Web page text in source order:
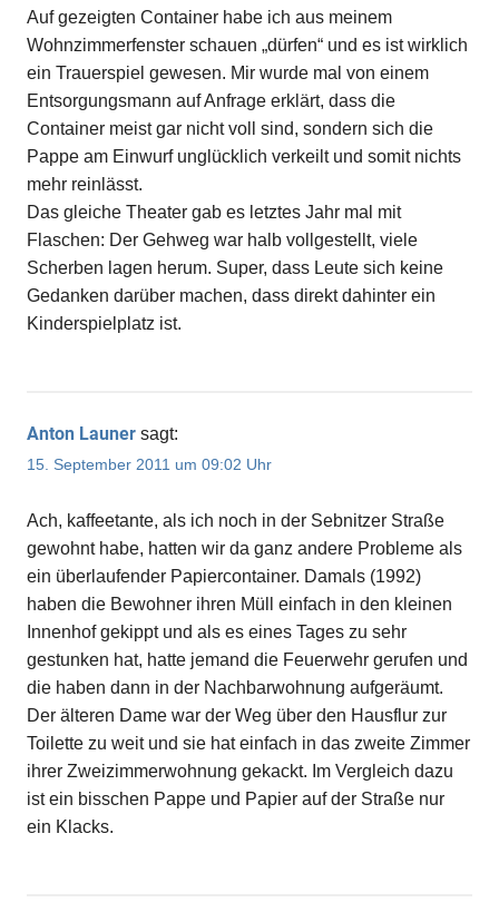
Auf gezeigten Container habe ich aus meinem
Wohnzimmerfenster schauen „dürfen“ und es ist wirklich
ein Trauerspiel gewesen. Mir wurde mal von einem
Entsorgungsmann auf Anfrage erklärt, dass die
Container meist gar nicht voll sind, sondern sich die
Pappe am Einwurf unglücklich verkeilt und somit nichts
mehr reinlässt.
Das gleiche Theater gab es letztes Jahr mal mit
Flaschen: Der Gehweg war halb vollgestellt, viele
Scherben lagen herum. Super, dass Leute sich keine
Gedanken darüber machen, dass direkt dahinter ein
Kinderspielplatz ist.
Anton Launer sagt:
15. September 2011 um 09:02 Uhr
Ach, kaffeetante, als ich noch in der Sebnitzer Straße
gewohnt habe, hatten wir da ganz andere Probleme als
ein überlaufender Papiercontainer. Damals (1992)
haben die Bewohner ihren Müll einfach in den kleinen
Innenhof gekippt und als es eines Tages zu sehr
gestunken hat, hatte jemand die Feuerwehr gerufen und
die haben dann in der Nachbarwohnung aufgeräumt.
Der älteren Dame war der Weg über den Hausflur zur
Toilette zu weit und sie hat einfach in das zweite Zimmer
ihrer Zweizimmerwohnung gekackt. Im Vergleich dazu
ist ein bisschen Pappe und Papier auf der Straße nur
ein Klacks.